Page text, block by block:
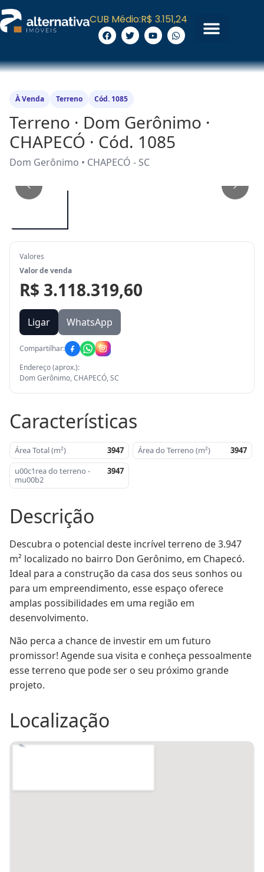
CUB Médio:R$ 3.151,24
À Venda Terreno Cód. 1085
Terreno · Dom Gerônimo ·
CHAPECÓ · Cód. 1085
Dom Gerônimo • CHAPECÓ - SC
Valores
Valor de venda
R$ 3.118.319,60
Ligar WhatsApp
Compartilhar:
Endereço (aprox.):
Dom Gerônimo, CHAPECÓ, SC
Características
Área Total (m²) 3947 Área do Terreno (m²)
3947
u00c1rea do terreno -
mu00b2
3947
Descrição
Descubra o potencial deste incrível terreno de 3.947
m² localizado no bairro Don Gerônimo, em Chapecó.
Ideal para a construção da casa dos seus sonhos ou
para um empreendimento, esse espaço oferece
amplas possibilidades em uma região em
desenvolvimento.
Não perca a chance de investir em um futuro
promissor! Agende sua visita e conheça pessoalmente
esse terreno que pode ser o seu próximo grande
projeto.
Localização